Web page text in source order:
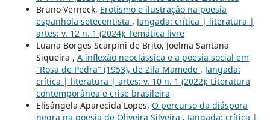
Bruno Verneck, Erotismo e ilustração na poesia
espanhola setecentista , Jangada: crítica | literatura |
artes: v. 12 n. 1 (2024): Temática livre
Luana Borges Scarpini de Brito, Joelma Santana
Siqueira , A inflexão neoclássica e a poesia social em
"Rosa de Pedra" (1953), de Zila Mamede , Jangada:
crítica | literatura | artes: v. 10 n. 1 (2022): Literatura
contemporânea e crise brasileira
Elisângela Aparecida Lopes, O percurso da diáspora
negra na poesia de Oliveira Silveira , Jangada: crítica |